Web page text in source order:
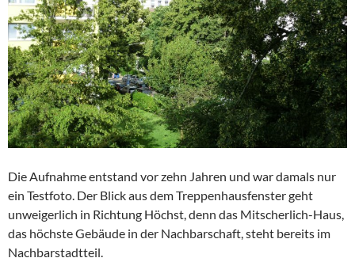
Die Aufnahme entstand vor zehn Jahren und war damals nur
ein Testfoto. Der Blick aus dem Treppenhausfenster geht
unweigerlich in Richtung Höchst, denn das Mitscherlich-Haus,
das höchste Gebäude in der Nachbarschaft, steht bereits im
Nachbarstadtteil.